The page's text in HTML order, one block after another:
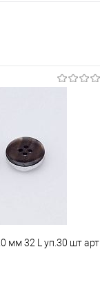
мм 32 L уп.30 шт арт.